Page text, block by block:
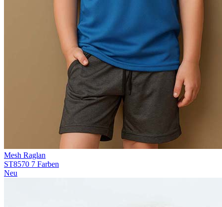
Mesh Raglan
ST8570 7 Farben
Neu